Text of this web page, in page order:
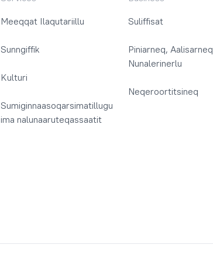
Meeqqat Ilaqutariillu
Sunngiffik
Kulturi
Sumiginnaasoqarsimatillugu
ima nalunaaruteqassaatit
Suliffisat
Piniarneq, Aalisarneq
Nunalerinerlu
Neqeroortitsineq